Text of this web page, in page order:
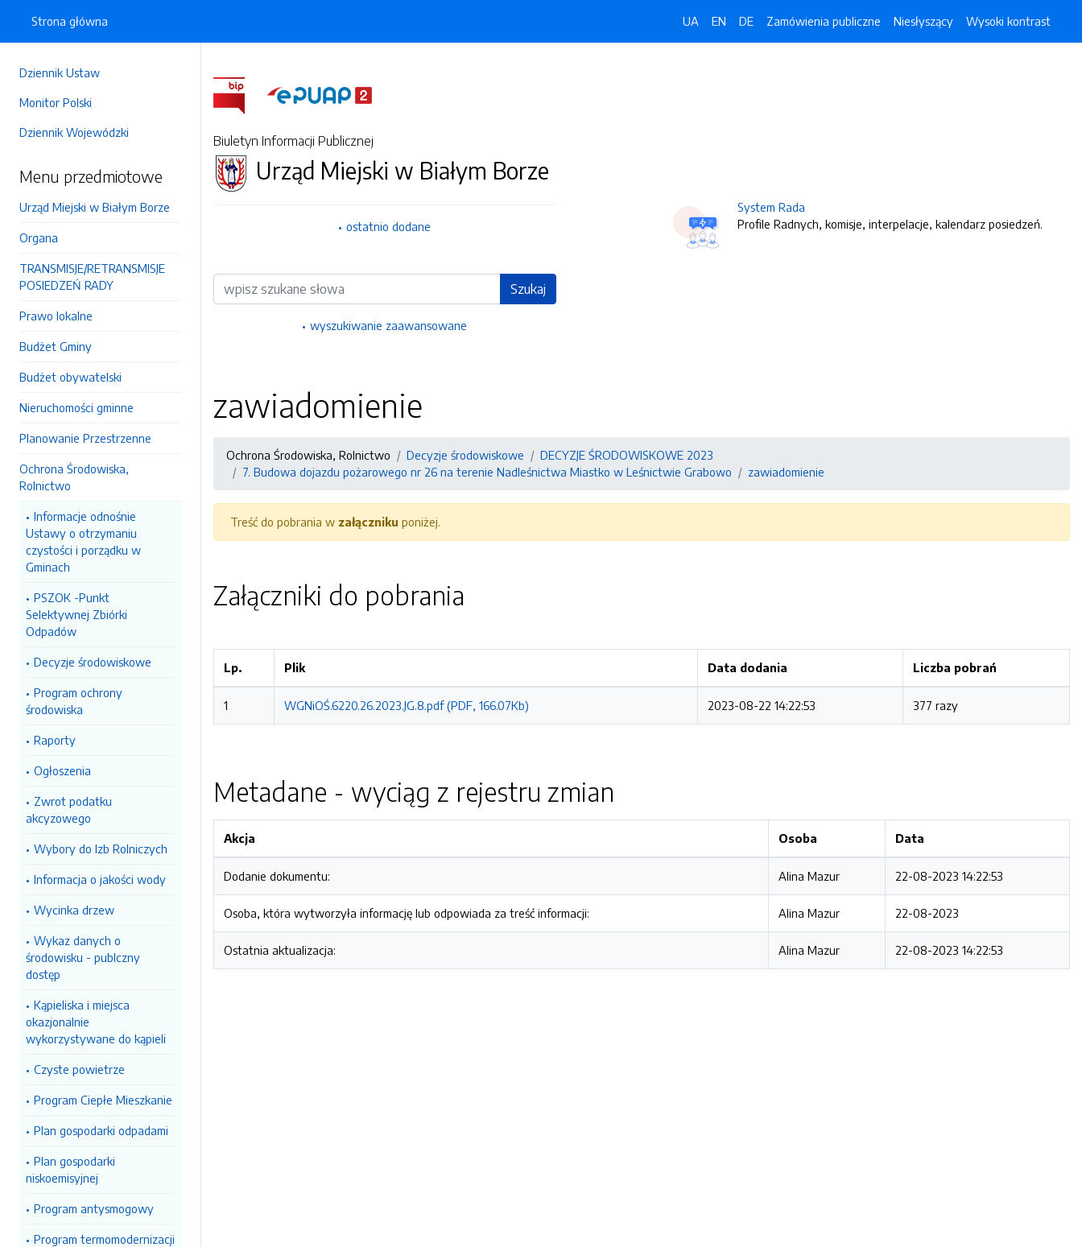
Dziennik Ustaw
Monitor Polski
Dziennik Wojewódzki
Menu przedmiotowe
Urząd Miejski w Białym Borze
Organa
TRANSMISJE/RETRANSMISJE
POSIEDZEŃ RADY
Prawo lokalne
Budżet Gminy
Budżet obywatelski
Nieruchomości gminne
Planowanie Przestrzenne
Ochrona Środowiska,
Rolnictwo
Informacje odnośnie
Ustawy o otrzymaniu
czystości i porządku w
Gminach
PSZOK -Punkt
Selektywnej Zbiórki
Odpadów
Decyzje środowiskowe
Program ochrony
środowiska
Raporty
Ogłoszenia
Zwrot podatku
akcyzowego
Wybory do Izb Rolniczych
Informacja o jakości wody
Wycinka drzew
Wykaz danych o
środowisku - publczny
dostęp
Kąpieliska i miejsca
okazjonalnie
wykorzystywane do kąpieli
Czyste powietrze
Program Ciepłe Mieszkanie
Plan gospodarki odpadami
Plan gospodarki
niskoemisyjnej
Program antysmogowy
Program termomodernizacji
Strona główna UA EN DE Zamówienia publiczne Niesłyszący Wysoki kontrast
Biuletyn Informacji Publicznej
Urząd Miejski w Białym Borze
ostatnio dodane
Wyszukiwarka Szukaj
wyszukiwanie zaawansowane
System Rada
Profile Radnych, komisje, interpelacje, kalendarz posiedzeń.
zawiadomienie
Ochrona Środowiska, Rolnictwo Decyzje środowiskowe
DECYZJE ŚRODOWISKOWE 2023
7. Budowa dojazdu pożarowego nr 26 na terenie Nadleśnictwa Miastko w Leśnictwie Grabowo
zawiadomienie
Treść do pobrania w załączniku poniżej.
Załączniki do pobrania
Lp. Plik Data dodania Liczba pobrań
1 WGNiOŚ.6220.26.2023.JG.8.pdf (PDF, 166.07Kb) 2023-08-22 14:22:53 377 razy
Metadane - wyciąg z rejestru zmian
Akcja Osoba Data
Dodanie dokumentu: Alina Mazur 22-08-2023 14:22:53
Osoba, która wytworzyła informację lub odpowiada za treść informacji: Alina Mazur 22-08-2023
Ostatnia aktualizacja: Alina Mazur 22-08-2023 14:22:53